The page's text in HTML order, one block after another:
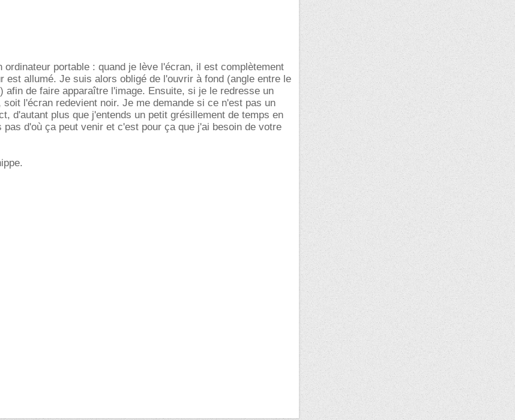
ordinateur portable : quand je lève l'écran, il est complètement
est allumé. Je suis alors obligé de l'ouvrir à fond (angle entre le
afin de faire apparaître l'image. Ensuite, si je le redresse un
l'écran redevient noir. Je me demande si ce n'est pas un
d'autant plus que j'entends un petit grésillement de temps en
d'où ça peut venir et c'est pour ça que j'ai besoin de votre